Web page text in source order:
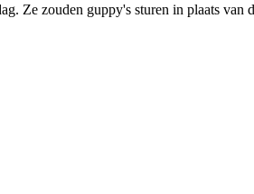
Ze zouden guppy's sturen in plaats